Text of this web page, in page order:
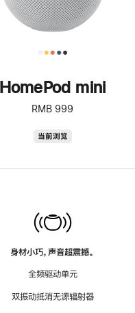
HomePod mini
RMB 999
当前浏览
身材小巧，声音超震撼。
全频驱动单元
双振动抵消无源辐射器